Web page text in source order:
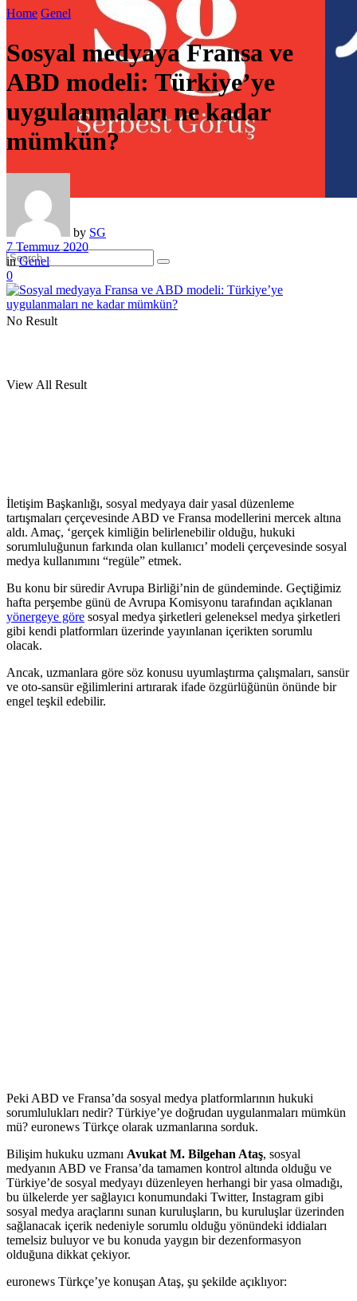
No Result
View All Result
Home Genel
Sosyal medyaya Fransa ve
ABD modeli: Türkiye’ye
uygulanmaları ne kadar
mümkün?
by SG
7 Temmuz 2020
in Genel
0
İletişim Başkanlığı, sosyal medyaya dair yasal düzenleme
tartışmaları çerçevesinde ABD ve Fransa modellerini mercek altına
aldı. Amaç, ‘gerçek kimliğin belirlenebilir olduğu, hukuki
sorumluluğunun farkında olan kullanıcı’ modeli çerçevesinde sosyal
medya kullanımını “regüle” etmek.
Bu konu bir süredir Avrupa Birliği’nin de gündeminde. Geçtiğimiz
hafta perşembe günü de Avrupa Komisyonu tarafından açıklanan
yönergeye göre sosyal medya şirketleri geleneksel medya şirketleri
gibi kendi platformları üzerinde yayınlanan içerikten sorumlu
olacak.
Ancak, uzmanlara göre söz konusu uyumlaştırma çalışmaları, sansür
ve oto-sansür eğilimlerini artırarak ifade özgürlüğünün önünde bir
engel teşkil edebilir.
Peki ABD ve Fransa’da sosyal medya platformlarının hukuki
sorumlulukları nedir? Türkiye’ye doğrudan uygulanmaları mümkün
mü? euronews Türkçe olarak uzmanlarına sorduk.
Bilişim hukuku uzmanı Avukat M. Bilgehan Ataş, sosyal
medyanın ABD ve Fransa’da tamamen kontrol altında olduğu ve
Türkiye’de sosyal medyayı düzenleyen herhangi bir yasa olmadığı,
bu ülkelerde yer sağlayıcı konumundaki Twitter, Instagram gibi
sosyal medya araçlarını sunan kuruluşların, bu kuruluşlar üzerinden
sağlanacak içerik nedeniyle sorumlu olduğu yönündeki iddiaları
temelsiz buluyor ve bu konuda yaygın bir dezenformasyon
olduğuna dikkat çekiyor.
euronews Türkçe’ye konuşan Ataş, şu şekilde açıklıyor: